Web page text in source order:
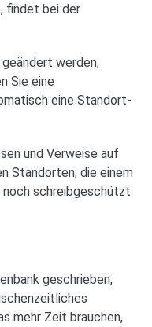
findet bei der
werden,
Sie eine
eine Standort-
und Verweise auf
Standorten, die einem
noch schreibgeschützt
geschrieben,
mehr Zeit brauchen,